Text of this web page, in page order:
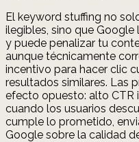
El keyword stuffing no
ilegibles, sino que
y puede penalizar tu
aunque técnicamente
incentivo para hacer clic
resultados similares. Las
efecto opuesto: alto CTR
cuando los usuarios
cumple lo prometido,
Google sobre la calidad